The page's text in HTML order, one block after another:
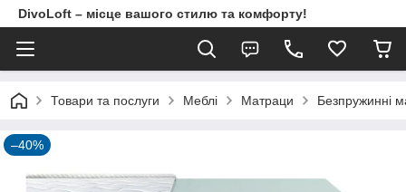
DivoLoft – місце вашого стилю та комфорту!
Товари та послуги Meблi Матраци Безпружинні
–40%